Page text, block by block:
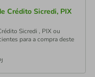
Crédito Sicredi, PIX
Sicredi , PIX ou
para a compra deste